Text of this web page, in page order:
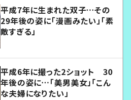
平成7年に生まれた双子…その
29年後の姿に「漫画みたい」「素
敵すぎる」
平成6年に撮った2ショット 30
年後の姿に…「美男美女」「こん
な夫婦になりたい」